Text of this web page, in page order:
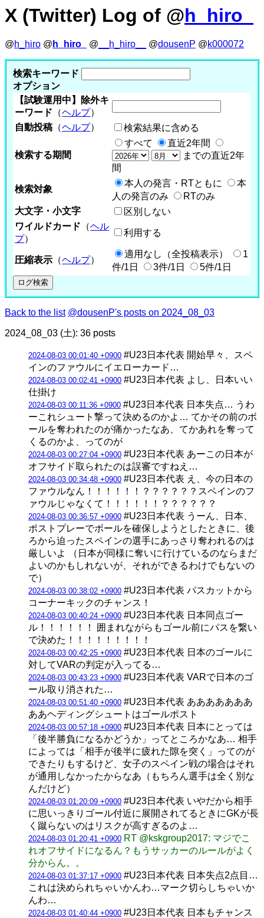
X (Twitter) Log of @h_hiro_
@h_hiro @ h_hiro_ @ __h_hiro__ @dousenP @k000072
検索キーワード
オプション
【試験運用中】除外キ
ーワード （ヘルプ）
自動投稿 （ヘルプ） 検索結果に含める
検索する期間
すべて
直近2年間
までの直近2年
間
検索対象
本人の発言・RTともに
本
人の発言のみ
RTのみ
大文字・小文字
区別しない
ワイルドカード （ヘル
プ）
利用する
圧縮表示 （ヘルプ）
適用なし（全投稿表示）
1
件/1日
3件/1日 5件/1日
Back to the list @dousenP's posts on 2024_08_03
2024_08_03 (土): 36 posts
2024-08-03 00:01:40 +0900 #U23日本代表 開始早々、スペ
インのファウルにイエローカード…
2024-08-03 00:02:41 +0900 #U23日本代表 よし、日本いい
仕掛け
2024-08-03 00:11:36 +0900 #U23日本代表 日本失点… うわ
ーこれシュート撃って決めるのかよ… てかその前のボ
ールを奪われたのが痛かったなあ、てかあれを奪って
くるのかよ、ってのが
2024-08-03 00:27:04 +0900 #U23日本代表 あーこの日本が
オフサイド取られたのは誤審ですねえ…
2024-08-03 00:34:48 +0900 #U23日本代表 え、今の日本の
ファウルなん！！！！！！？？？？？？スペインのフ
ァウルじゃなくて！！！！！！？？？？？？
2024-08-03 00:36:57 +0900 #U23日本代表 うーん、日本、
ポストプレーでボールを確保しようとしたときに、後
ろから迫ったスペインの選手にあっさり奪われるのは
厳しいよ （日本が同様に奪いに行けているのならまだ
よいのかもしれないが、それができるわけでもないの
で）
2024-08-03 00:38:02 +0900 #U23日本代表 パスカットから
コーナーキックのチャンス！
2024-08-03 00:40:24 +0900 #U23日本代表 日本同点ゴー
ル！！！！！！ 囲まれながらもゴール前にパスを繋い
で決めた！！！！！！！！！
2024-08-03 00:42:25 +0900 #U23日本代表 日本のゴールに
対してVARの判定が入ってる…
2024-08-03 00:43:23 +0900 #U23日本代表 VARで日本のゴ
ール取り消された…
2024-08-03 00:51:40 +0900 #U23日本代表 あああああああ
ああヘディングシュートはゴールポスト
2024-08-03 00:57:18 +0900 #U23日本代表 日本にとっては
「後半勝負になるかどうか」ってところかなあ… 相手
によっては「相手が後半に疲れた隙を突く」ってのが
できたりもするけど、女子のスペイン戦の場合はそれ
が通用しなかったからなあ（もちろん選手は全く別な
んだけど）
2024-08-03 01:20:09 +0900 #U23日本代表 いやだから相手
に思いっきりゴール付近に展開されてるときにGKが長
く蹴らないのはリスクが高すぎるのよ…
2024-08-03 01:20:41 +0900 RT @kskgroup2017: マジでこ
れオフサイドになるん？もうサッカーのルールがよく
分からん。。
2024-08-03 01:37:17 +0900 #U23日本代表 日本失点2点目…
これは決められちゃいかんわ…マーク切らしちゃいか
んわ…
2024-08-03 01:40:44 +0900 #U23日本代表 日本もチャンス